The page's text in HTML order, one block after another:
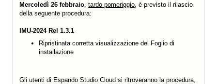
Mercoledì 26 febbraio tardo pomeriggio , è previsto il rilascio
della seguente procedura:
IMU-2024 Rel 1.3.1
Ripristinata corretta visualizzazione del Foglio di
installazione
Gli utenti di Espando Studio Cloud si ritroveranno la procedura,